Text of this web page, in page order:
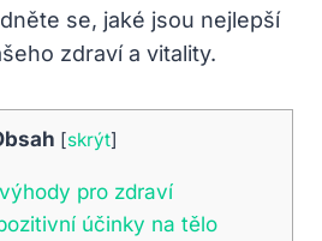
se, jaké jsou nejlepší
zdraví a vitality.
[skrýt]
pro zdraví
účinky na tělo